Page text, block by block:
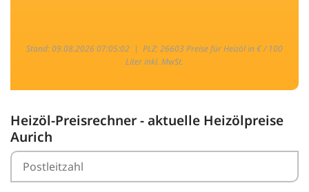
Stand: 09.08.2026 07:05:02 | PLZ: 26603 Preise für Heizöl in € / 100
Liter inkl. MwSt.
Heizöl-Preisrechner - aktuelle Heizölpreise
Aurich